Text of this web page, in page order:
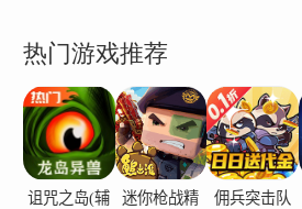
热门游戏推荐
诅咒之岛(辅
迷你枪战精
佣兵突击队